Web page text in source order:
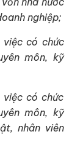
nghiệp;
có chức
môn, kỹ
có chức
môn, kỹ
nhân viên